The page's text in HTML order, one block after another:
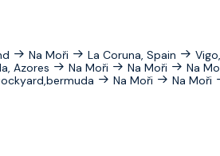
Celebrity Xploration
Na Moři La Coruna, Spain
Azores Na Moři Na Moři Na
Na Moři Na Moři